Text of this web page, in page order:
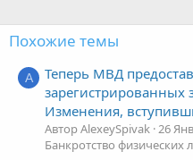
Похожие темы
A
Теперь МВД
зарегистрированных
Изменения,
Автор AlexeySpivak 26
Банкротство физических